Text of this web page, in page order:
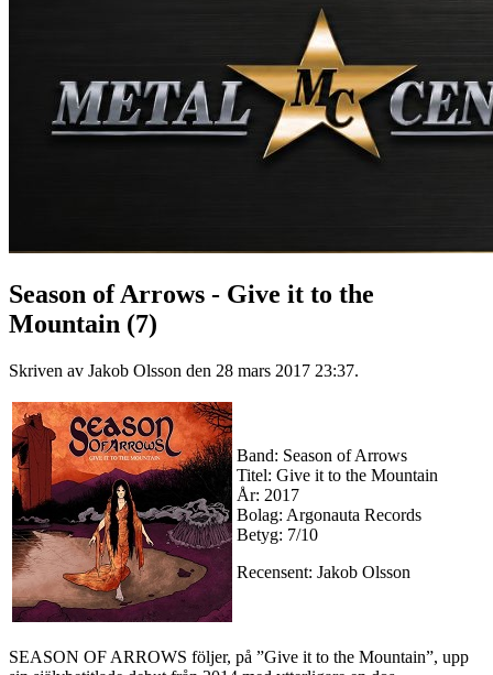
Season of Arrows - Give it to the
Mountain (7)
Skriven av Jakob Olsson den 28 mars 2017 23:37.
Band: Season of Arrows
Titel: Give it to the Mountain
År: 2017
Bolag: Argonauta Records
Betyg: 7/10
Recensent: Jakob Olsson
SEASON OF ARROWS följer, på ”Give it to the Mountain”, upp